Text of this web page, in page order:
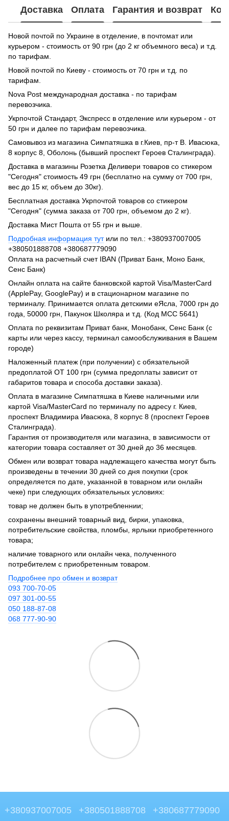
Доставка Оплата Гарантия и возврат
Новой почтой по Украине в отделение, в почтомат или
курьером - стоимость от 90 грн (до 2 кг объемного веса) и т.д.
по тарифам.
Новой почтой по Киеву - стоимость от 70 грн и т.д. по
тарифам.
Nova Post международная доставка - по тарифам
перевозчика.
Укрпочтой Стандарт, Экспресс в отделение или курьером - от
50 грн и далее по тарифам перевозчика.
Самовывоз из магазина Симпатяшка в г.Киев, пр-т В. Ивасюка,
8 корпус 8, Оболонь (бывший проспект Героев Сталинграда).
Доставка в магазины Розетка Деливери товаров со стикером
"Сегодня" стоимость 49 грн (бесплатно на сумму от 700 грн,
вес до 15 кг, объем до 30кг).
Бесплатная доставка Укрпочтой товаров со стикером
"Сегодня" (сумма заказа от 700 грн, объемом до 2 кг).
Доставка Мист Пошта от 55 грн и выше.
Подробная информация тутили по тел.: +380937007005
+380501888708 +380687779090
Оплата на расчетный счет IBAN (Приват Банк, Моно Банк,
Сенс Банк)
Онлайн оплата на сайте банковской картой Visa/MasterCard
(ApplePay, GooglePay) и в стационарном магазине по
терминалу. Принимается оплата детскими еЯсла, 7000 грн до
года, 50000 грн, Пакунок Школяра и т.д. (Код МСС 5641)
Оплата по реквизитам Приват банк, Монобанк, Сенс Банк (с
карты или через кассу, терминал самообслуживания в Вашем
городе)
Наложенный платеж (при получении) с обязательной
предоплатой ОТ 100 грн (сумма предоплаты зависит от
габаритов товара и способа доставки заказа).
Оплата в магазине Симпатяшка в Киеве наличными или
картой Visa/MasterCard по терминалу по адресу г. Киев,
проспект Владимира Ивасюка, 8 корпус 8 (проспект Героев
Сталинграда).
Гарантия от производителя или магазина, в зависимости от
категории товара составляет от 30 дней до 36 месяцев.
Обмен или возврат товара надлежащего качества могут быть
произведены в течении 30 дней со дня покупки (срок
определяется по дате, указанной в товарном или онлайн
чеке) при следующих обязательных условиях:
товар не должен быть в употребленнии;
сохранены внешний товарный вид, бирки, упаковка,
потребительские свойства, пломбы, ярлыки приобретенного
товара;
наличие товарного или онлайн чека, полученного
потребителем с приобретенным товаром.
Подробнее про обмен и возврат
093 700-70-05
097 301-00-55
050 188-87-08
068 777-90-90
+380937007005 +380501888708 +380687779090